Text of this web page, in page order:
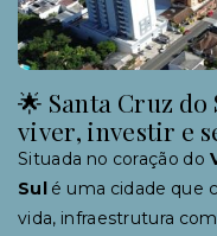
🌟 Santa Cruz
viver, investir e
Situada no coração do
Sulé uma cidade que
vida, infraestrutura